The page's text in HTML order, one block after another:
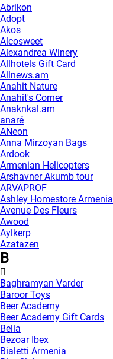
Abrikon
Adopt
Akos
Alcosweet
Alexandrea Winery
Allhotels Gift Card
Allnews.am
Anahit Nature
Anahit's Corner
Anaknkal.am
anaré
ANeon
Anna Mirzoyan Bags
Ardook
Armenian Helicopters
Arshavner Akumb tour
ARVAPROF
Ashley Homestore Armenia
Avenue Des Fleurs
Awood
Aylkerp
Azatazen
B
Baghramyan Varder
Baroor Toys
Beer Academy
Beer Academy Gift Cards
Bella
Bezoar Ibex
Bialetti Armenia